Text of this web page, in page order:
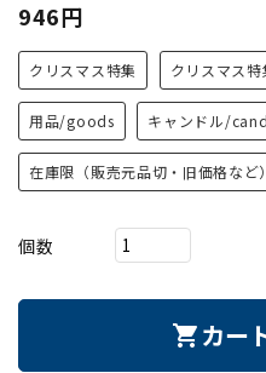
946円
クリスマス特集 クリスマス特
用品/goods キャンドル/
在庫限（販売元品切・旧価格など）
個数
shopping_cart カー